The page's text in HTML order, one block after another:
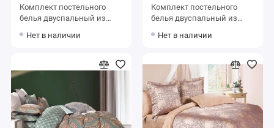
Комплект постельного
белья двуспальный из
наволочками 50х70 2 шт и
Жаккард Buenas noches
Нет в наличии
Комплект постельного
белья двуспальный из
50х70 2 шт и с
Нет в наличии